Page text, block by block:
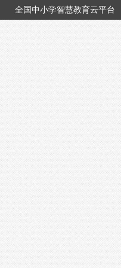
全国中小学智慧教育云平台